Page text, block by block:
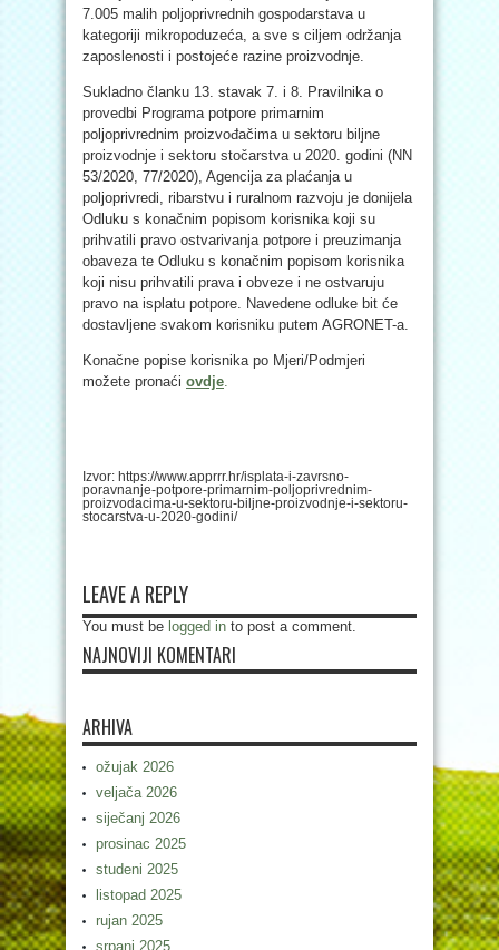
7.005 malih poljoprivrednih gospodarstava u
kategoriji mikropoduzeća, a sve s ciljem održanja
zaposlenosti i postojeće razine proizvodnje.
Sukladno članku 13. stavak 7. i 8. Pravilnika o
provedbi Programa potpore primarnim
poljoprivrednim proizvođačima u sektoru biljne
proizvodnje i sektoru stočarstva u 2020. godini (NN
53/2020, 77/2020), Agencija za plaćanja u
poljoprivredi, ribarstvu i ruralnom razvoju je donijela
Odluku s konačnim popisom korisnika koji su
prihvatili pravo ostvarivanja potpore i preuzimanja
obaveza te Odluku s konačnim popisom korisnika
koji nisu prihvatili prava i obveze i ne ostvaruju
pravo na isplatu potpore. Navedene odluke bit će
dostavljene svakom korisniku putem AGRONET-a.
Konačne popise korisnika po Mjeri/Podmjeri
možete pronaći ovdje.
Izvor: https://www.apprrr.hr/isplata-i-zavrsno-
poravnanje-potpore-primarnim-poljoprivrednim-
proizvodacima-u-sektoru-biljne-proizvodnje-i-sektoru-
stocarstva-u-2020-godini/
LEAVE A REPLY
You must be logged in to post a comment.
NAJNOVIJI KOMENTARI
ARHIVA
ožujak 2026
veljača 2026
siječanj 2026
prosinac 2025
studeni 2025
listopad 2025
rujan 2025
srpanj 2025